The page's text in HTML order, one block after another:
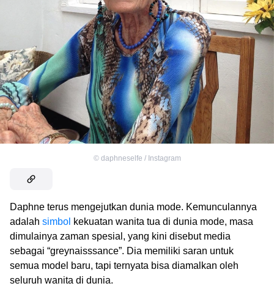
© daphneselfe / Instagram
Daphne terus mengejutkan dunia mode. Kemunculannya
adalah simbol kekuatan wanita tua di dunia mode, masa
dimulainya zaman spesial, yang kini disebut media
sebagai “greynaisssance”. Dia memiliki saran untuk
semua model baru, tapi ternyata bisa diamalkan oleh
seluruh wanita di dunia.